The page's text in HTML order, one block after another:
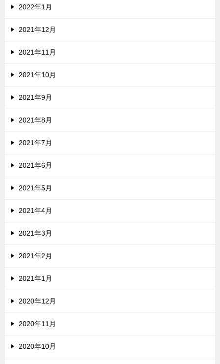
2022年1月
2021年12月
2021年11月
2021年10月
2021年9月
2021年8月
2021年7月
2021年6月
2021年5月
2021年4月
2021年3月
2021年2月
2021年1月
2020年12月
2020年11月
2020年10月